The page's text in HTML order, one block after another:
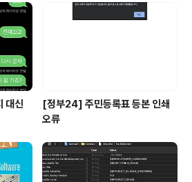
대신
[정부24] 주민등록표 등본 인쇄
오류